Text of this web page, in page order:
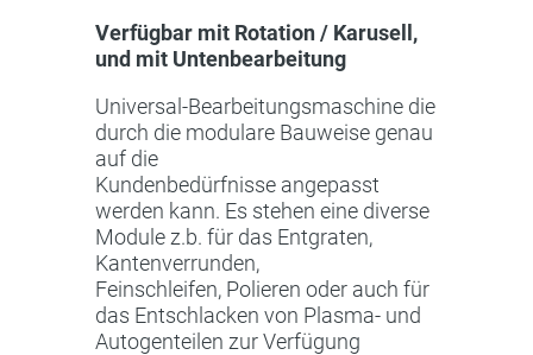
Verfügbar mit Rotation / Karusell,
und mit Untenbearbeitung
Universal-Bearbeitungsmaschine die
durch die modulare Bauweise genau
auf die
Kundenbedürfnisse angepasst
werden kann. Es stehen eine diverse
Module z.b. für das Entgraten,
Kantenverrunden,
Feinschleifen, Polieren oder auch für
das Entschlacken von Plasma- und
Autogenteilen zur Verfügung